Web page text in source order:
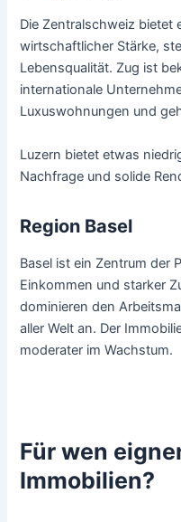
Die Zentralschweiz bietet
wirtschaftlicher Stärke,
Lebensqualität. Zug ist
internationale
Luxuswohnungen und
Luzern bietet etwas
Nachfrage und solide
Region Basel
Basel ist ein Zentrum der
Einkommen und starker
dominieren den
aller Welt an. Der
moderater im Wachstum.
Für wen
Immobilien?